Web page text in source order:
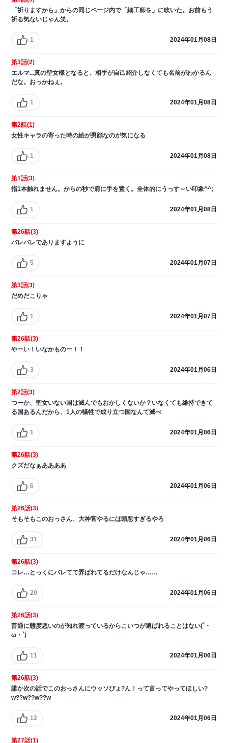
「祈りますから」からの同じページ内で「細工師を」に吹いた。お前もう
祈る気ないじゃん笑。
1 2024年01月08日
第3話(2)
エルマ...真の聖女様となると、相手が自己紹介しなくても名前がわかるん
だな。おっかねぇ。
1 2024年01月08日
第2話(1)
女性キャラの寄った時の絵が男顔なのが気になる
1 2024年01月08日
第1話(3)
指1本触れません。からの秒で肩に手を置く。全体的にうっす～い印象^^;
1 2024年01月08日
第26話(3)
バレバレでありますように
5 2024年01月07日
第3話(3)
だめだこりゃ
1 2024年01月07日
第26話(3)
やーい！いなかものー！！
3 2024年01月06日
第2話(3)
つーか、聖女いない国は滅んでもおかしくないか？いなくても維持できて
る国あるんだから、1人の犠牲で成り立つ国なんて滅べ
1 2024年01月06日
第26話(3)
クズだなぁああああ
6 2024年01月06日
第26話(3)
そもそもこのおっさん、大神官やるには頭悪すぎるやろ
31 2024年01月06日
第26話(3)
コレ…とっくにバレてて弄ばれてるだけなんじゃ……
20 2024年01月06日
第26話(3)
普通に態度悪いのが知れ渡っているからこいつが選ばれることはない(´・
ω・`)
11 2024年01月06日
第26話(3)
誰か次の話でこのおっさんにウッソぴょ?ん！って言ってやってほしい?
w??w??w??w
12 2024年01月06日
第27話(1)